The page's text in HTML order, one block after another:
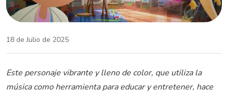
18 de Julio de 2025
Este personaje vibrante y lleno de color, que utiliza la
música como herramienta para educar y entretener, hace